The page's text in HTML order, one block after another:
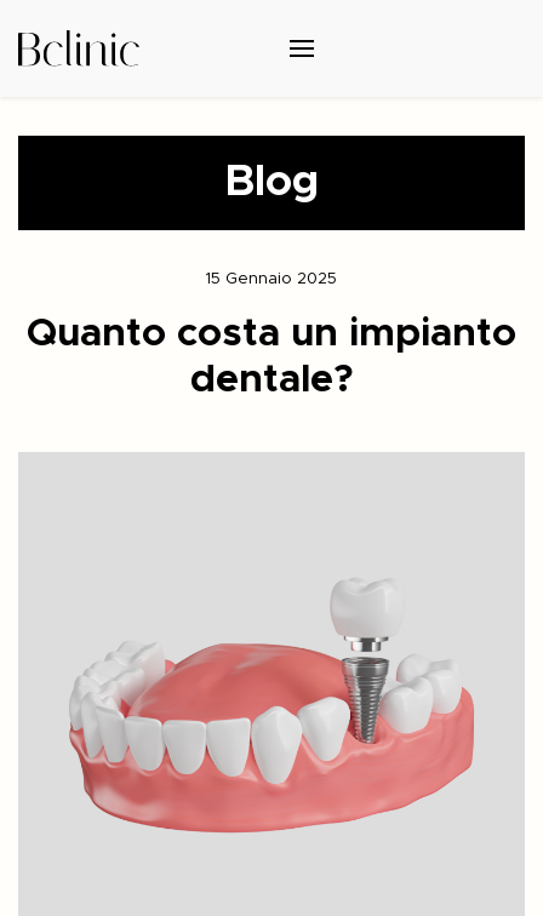
Blog
15 Gennaio 2025
Quanto costa un impianto
dentale?